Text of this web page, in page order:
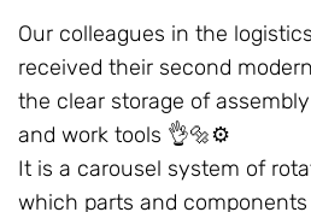
Our colleagues in the
received their second
the clear storage of
and work tools 👌🔩⚙️
It is a carousel system of
which parts and